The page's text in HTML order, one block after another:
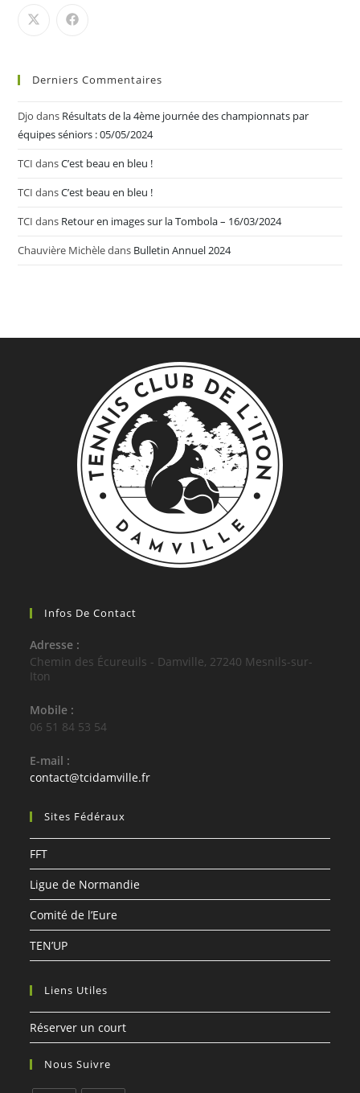
Derniers Commentaires
Djo dans Résultats de la 4ème journée des championnats par
équipes séniors : 05/05/2024
TCI dansC’est beau en bleu !
TCI dansC’est beau en bleu !
TCI dans Retour en images sur la Tombola – 16/03/2024
Chauvière Michèledans Bulletin Annuel 2024
Infos De Contact
Adresse :
Chemin des Écureuils - Damville, 27240 Mesnils-sur-
Iton
Mobile :
06 51 84 53 54
E-mail :
contact@tcidamville.frS’ouvre
Sites Fédéraux
FFT
Ligue de Normandie
Comité de l’Eure
TEN’UP
Liens Utiles
Réserver un court
Nous Suivre